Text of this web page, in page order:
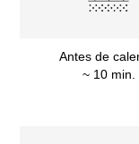
Antes de
~ 10 min.